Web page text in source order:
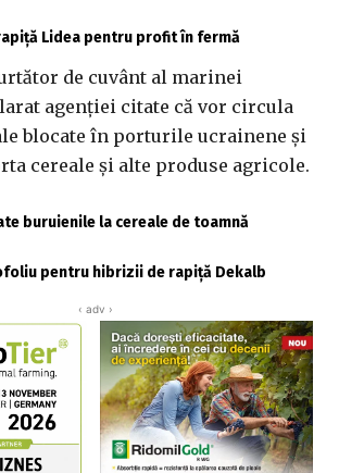
Lidea pentru profit în fermă
de cuvânt al marinei
agenţiei citate că vor circula
blocate în porturile ucrainene şi
cereale şi alte produse agricole.
buruienile la cereale de toamnă
pentru hibrizii de rapiță Dekalb
‹ adv ›